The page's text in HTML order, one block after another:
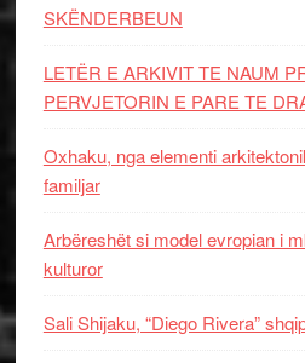
SKËNDERBEUN
LETËR E ARKIVIT TE NAUM
PERVJETORIN E PARE TE
Oxhaku, nga elementi
familjar
Arbëreshët si model evropian i
kulturor
Sali Shijaku, “Diego Rivera”